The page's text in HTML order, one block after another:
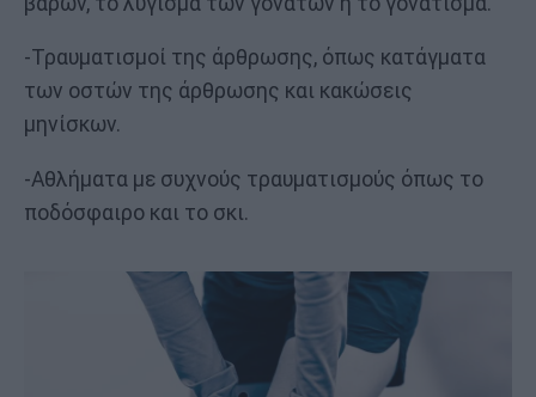
-Τραυματισμοί της άρθρωσης, όπως κατάγματα
των οστών της άρθρωσης και κακώσεις
μηνίσκων.
-Αθλήματα με συχνούς τραυματισμούς όπως το
ποδόσφαιρο και το σκι.